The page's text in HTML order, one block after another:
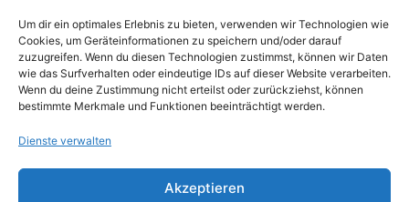
Um dir ein optimales Erlebnis zu bieten, verwenden wir Technologien wie
Cookies, um Geräteinformationen zu speichern und/oder darauf
zuzugreifen. Wenn du diesen Technologien zustimmst, können wir Daten
wie das Surfverhalten oder eindeutige IDs auf dieser Website verarbeiten.
Wenn du deine Zustimmung nicht erteilst oder zurückziehst, können
bestimmte Merkmale und Funktionen beeinträchtigt werden.
Dienste verwalten
Akzeptieren